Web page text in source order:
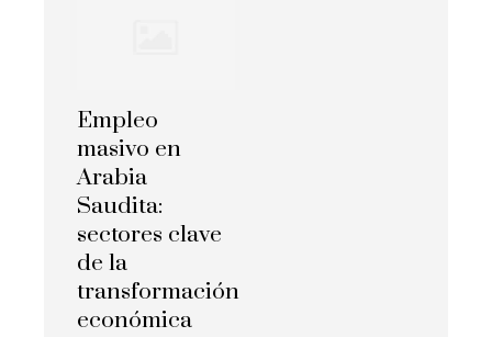
Empleo
masivo en
Arabia
Saudita:
sectores clave
de la
transformación
económica